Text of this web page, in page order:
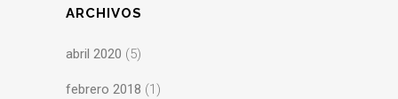
ARCHIVOS
abril 2020 (5)
febrero 2018 (1)